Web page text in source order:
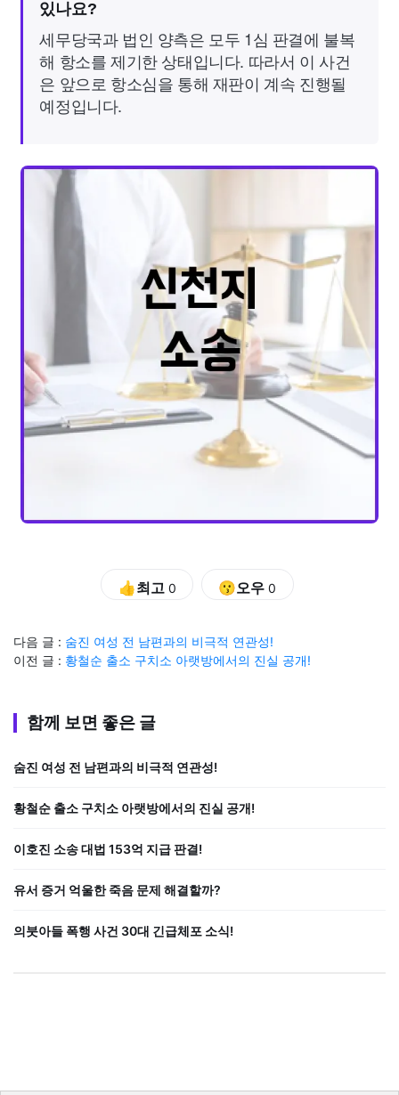
있나요?
세무당국과 법인 양측은 모두 1심 판결에 불복
해 항소를 제기한 상태입니다. 따라서 이 사건
은 앞으로 항소심을 통해 재판이 계속 진행될
예정입니다.
👍최고 0 😗오우0
다음 글 : 숨진 여성 전 남편과의 비극적 연관성!
이전 글 : 황철순 출소 구치소 아랫방에서의 진실 공개!
함께 보면 좋은 글
숨진 여성 전 남편과의 비극적 연관성!
황철순 출소 구치소 아랫방에서의 진실 공개!
이호진 소송 대법 153억 지급 판결!
유서 증거 억울한 죽음 문제 해결할까?
의붓아들 폭행 사건 30대 긴급체포 소식!